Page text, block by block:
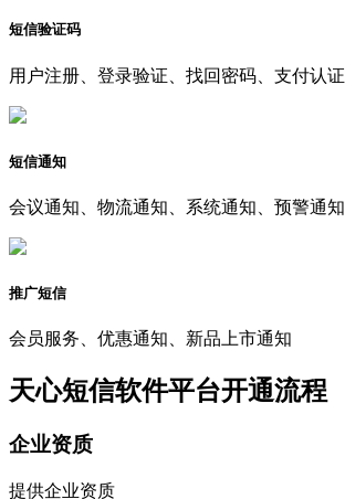
短信验证码
用户注册、登录验证、找回密码、支付认证
短信通知
会议通知、物流通知、系统通知、预警通知
推广短信
会员服务、优惠通知、新品上市通知
天心短信软件平台开通流程
企业资质
提供企业资质